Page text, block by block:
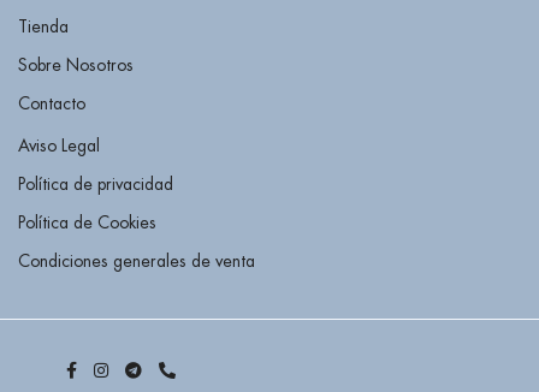
Tienda
Sobre Nosotros
Contacto
Aviso Legal
Política de privacidad
Política de Cookies
Condiciones generales de venta